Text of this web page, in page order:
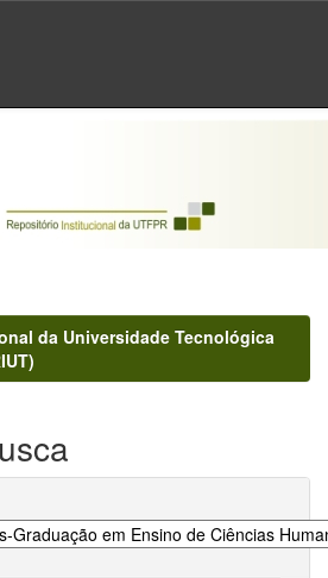
da Universidade Tecnológica